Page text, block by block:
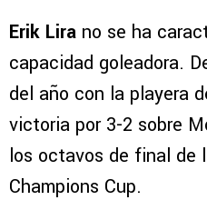
Erik Lira no se ha
capacidad goleadora.
del año con la playera
victoria por 3-2 sobre
los octavos de final de
Champions Cup.